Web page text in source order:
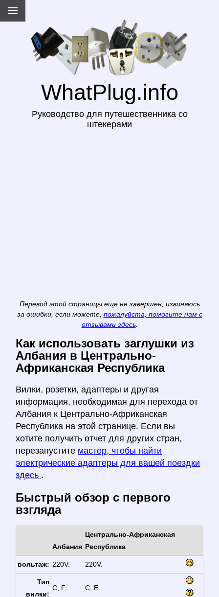
WhatPlug.info
Руководство для путешественника со
штекерами
Перевод этой страницы еще не завершен, извиняюсь
за ошибки, если можете, пожалуйста, помогите нам с
отзывами здесь.
Как использовать заглушки из
Албания в Центрально-
Африканская Республика
Вилки, розетки, адаптеры и другая
информация, необходимая для перехода от
Албания к Центрально-Африканская
Республика на этой странице. Если вы
хотите получить отчет для других стран,
перезапустите мастер, чтобы найти
электрические адаптеры для вашей поездки
здесь .
Быстрый обзор с первого
взгляда
Албания
Центрально-Африканская
Республика
вольтаж: 220V. 220V.
Тип
вилки:
C, F. C, E.